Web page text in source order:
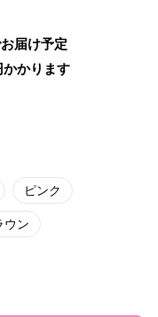
届け予定
かかります
ピンク
ウン